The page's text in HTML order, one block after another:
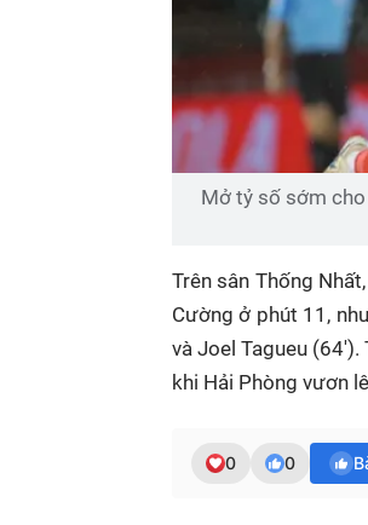
Mở tỷ số sớm
Trên sân Thống
Cường ở phút 11,
và Joel Tagueu
khi Hải Phòng vươn
0 0